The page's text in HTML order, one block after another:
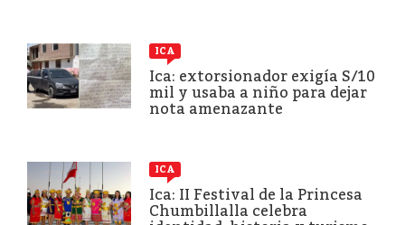
ICA
Ica: extorsionador exigía S/10
mil y usaba a niño para dejar
nota amenazante
ICA
Ica: II Festival de la Princesa
Chumbillalla celebra